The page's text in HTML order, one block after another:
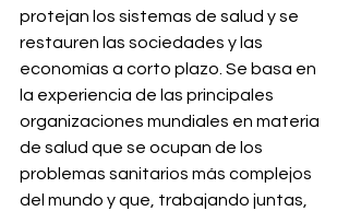
protejan los sistemas de salud y se
restauren las sociedades y las
economías a corto plazo. Se basa en
la experiencia de las principales
organizaciones mundiales en materia
de salud que se ocupan de los
problemas sanitarios más complejos
del mundo y que, trabajando juntas,